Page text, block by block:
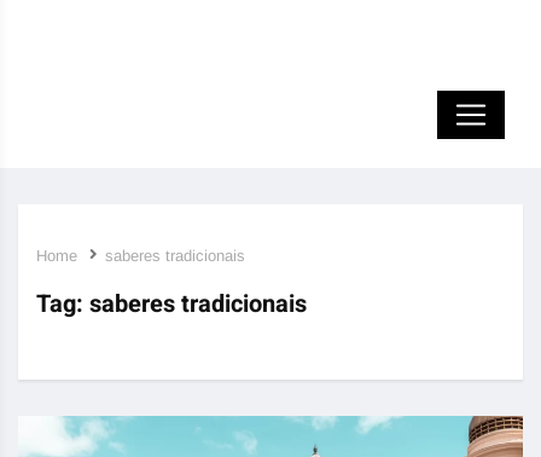
Home saberes tradicionais
Tag: saberes tradicionais